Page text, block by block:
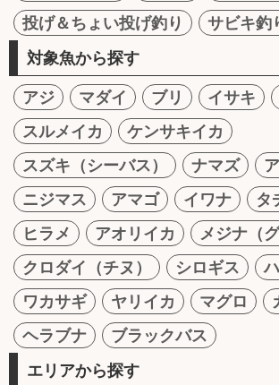
投げ＆ちょい投げ釣り
サビキ釣
対象魚から探す
アジ マダイ ブリ イサキ
スルメイカ
ケンサキイカ
スズキ（シーバス）
ナマズ
ニジマス
アマゴ イワナ
タ
ヒラメ
アオリイカ
メジナ（
クロダイ（チヌ）
シロギス
ワカサギ
ヤリイカ マグロ
ヘラブナ
ブラックバス
エリアから探す